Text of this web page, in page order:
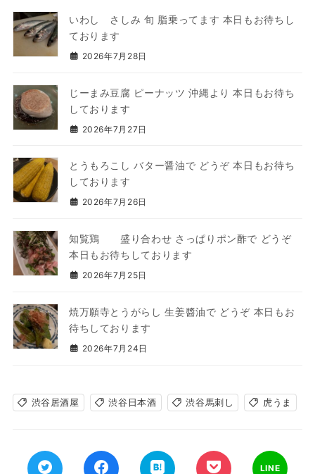
いわし さしみ 旬 脂乗ってます 本日もお待ちし
ております
2026年7月28日
じーまみ豆腐 ピーナッツ 沖縄より 本日もお待ち
しております
2026年7月27日
とうもろこし バター醤油で どうぞ 本日もお待ち
しております
2026年7月26日
知覧鶏 盛り合わせ さっぱりポン酢で どうぞ
本日もお待ちしております
2026年7月25日
焼万願寺とうがらし 生姜醬油で どうぞ 本日もお
待ちしております
2026年7月24日
渋谷居酒屋 渋谷日本酒 渋谷馬刺し 虎うま
LINE